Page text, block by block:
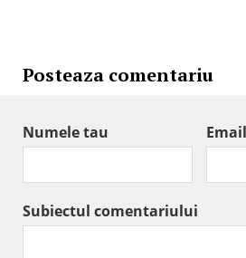
Posteaza comentariu
Numele tau
Subiectul comentariului